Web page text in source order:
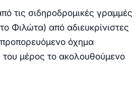
τις σιδηροδρομικές γραμμές
Φιλώτα) από αδιευκρίνιστες
όχημα
μέρος το ακολουθούμενο